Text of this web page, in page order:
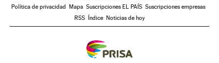
Política de privacidad
Mapa Suscripciones EL PAÍS Suscripciones empresas
RSS
Índice Noticias de hoy